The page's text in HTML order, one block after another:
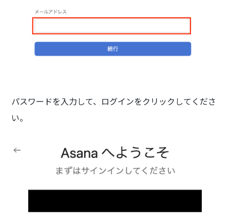
パスワードを入力して、ログインをクリックしてくださ
い。